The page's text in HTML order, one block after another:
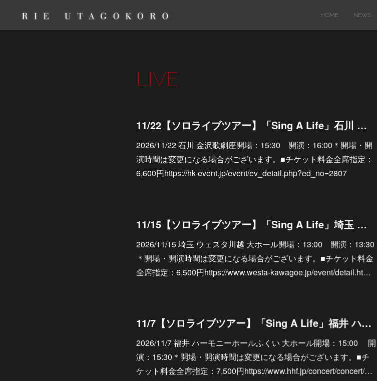
HOME NEWS
LIVE
11/22【ソロライブツアー】「Sing A Life」石川 金沢歌劇座
2026/11/22 石川 金沢歌劇座開場：15:30 開演：16:00＊開場・開
演時間は変更になる場合がございます。■チケット料金全席指定：
6,600円https://hk-event.jp/event/ev_detail.php?ed_no=2807
11/15【ソロライブツアー】「Sing A Life」埼玉 ウェスタ川越 大ホール
2026/11/15 埼玉 ウェスタ川越 大ホール開場：13:00 開演：13:30
＊開場・開演時間は変更になる場合がございます。■チケット料金
全席指定：6,500円https://www.westa-kawagoe.jp/event/detail.ht…
11/7【ソロライブツアー】「Sing A Life」福井 ハーモニーホールふくい 大ホール
2026/11/7 福井 ハーモニーホールふくい 大ホール開場：15:00 開
演：15:30＊開場・開演時間は変更になる場合がございます。■チ
ケット料金全席指定：7,500円https://www.hhf.jp/concert/concert/…